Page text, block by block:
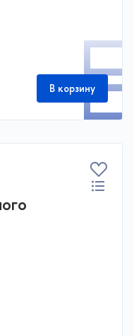
В корзину